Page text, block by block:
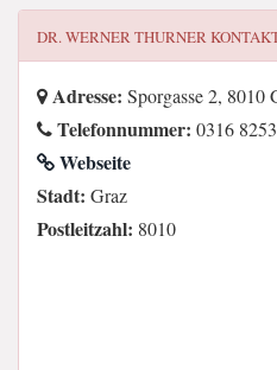
DR. WERNER THURNER
Adresse: Sporgasse 2, 8010
Telefonnummer: 0316
Webseite
Stadt: Graz
Postleitzahl: 8010